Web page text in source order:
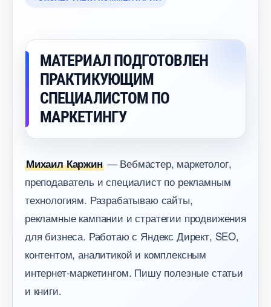
МАТЕРИАЛ ПОДГОТОВЛЕН
ПРАКТИКУЮЩИМ
СПЕЦИАЛИСТОМ ПО
МАРКЕТИНГУ
Михаил Каржин— Вебмастер, маркетолог,
преподаватель и специалист по рекламным
технологиям. Разрабатываю сайты,
рекламные кампании и стратегии продвижения
для бизнеса. Работаю с Яндекс Директ, SEO,
контентом, аналитикой и комплексным
интернет-маркетингом. Пишу полезные статьи
и книги.